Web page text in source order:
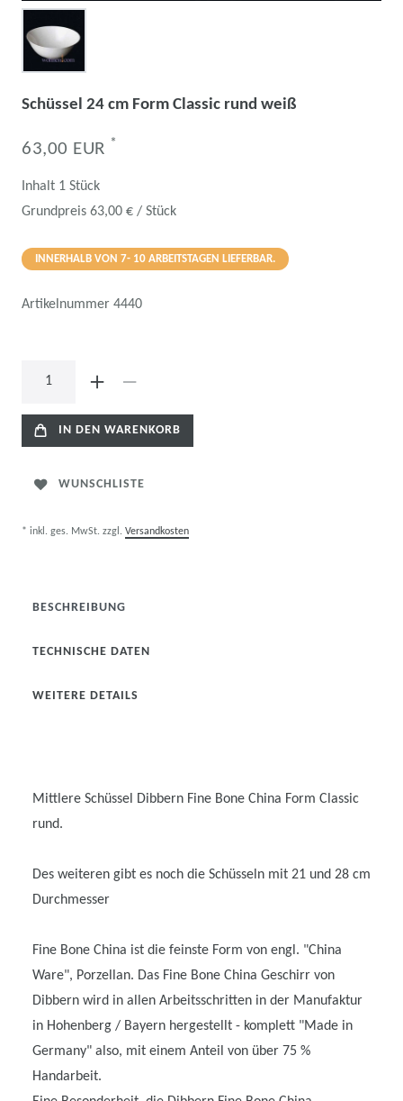
Schüssel 24 cm Form Classic rund weiß
63,00 EUR *
Inhalt 1 Stück
Grundpreis 63,00 € / Stück
INNERHALB VON 7- 10 ARBEITSTAGEN LIEFERBAR.
Artikelnummer 4440
IN DEN WARENKORB
WUNSCHLISTE
* inkl. ges. MwSt. zzgl. Versandkosten
BESCHREIBUNG
TECHNISCHE DATEN
WEITERE DETAILS
Mittlere Schüssel Dibbern Fine Bone China Form Classic
rund.
Des weiteren gibt es noch die Schüsseln mit 21 und 28 cm
Durchmesser
Fine Bone China ist die feinste Form von engl. "China
Ware", Porzellan. Das Fine Bone China Geschirr von
Dibbern wird in allen Arbeitsschritten in der Manufaktur
in Hohenberg / Bayern hergestellt - komplett "Made in
Germany" also, mit einem Anteil von über 75 %
Handarbeit.